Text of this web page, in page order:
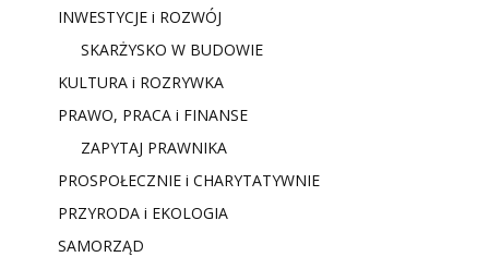
INWESTYCJE i ROZWÓJ
SKARŻYSKO W BUDOWIE
KULTURA i ROZRYWKA
PRAWO, PRACA i FINANSE
ZAPYTAJ PRAWNIKA
PROSPOŁECZNIE i CHARYTATYWNIE
PRZYRODA i EKOLOGIA
SAMORZĄD